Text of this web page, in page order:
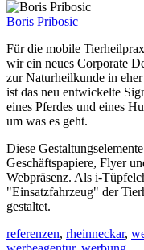
Boris Pribosic
Für die mobile
wir ein neues Corporate
zur Naturheilkunde in
ist das neu entwickelte
eines Pferdes und eines
um was es geht.
Diese
Geschäftspapiere, Flyer
Webpräsenz. Als i-
"Einsatzfahrzeug" der
gestaltet.
referenzen, rheinneckar,